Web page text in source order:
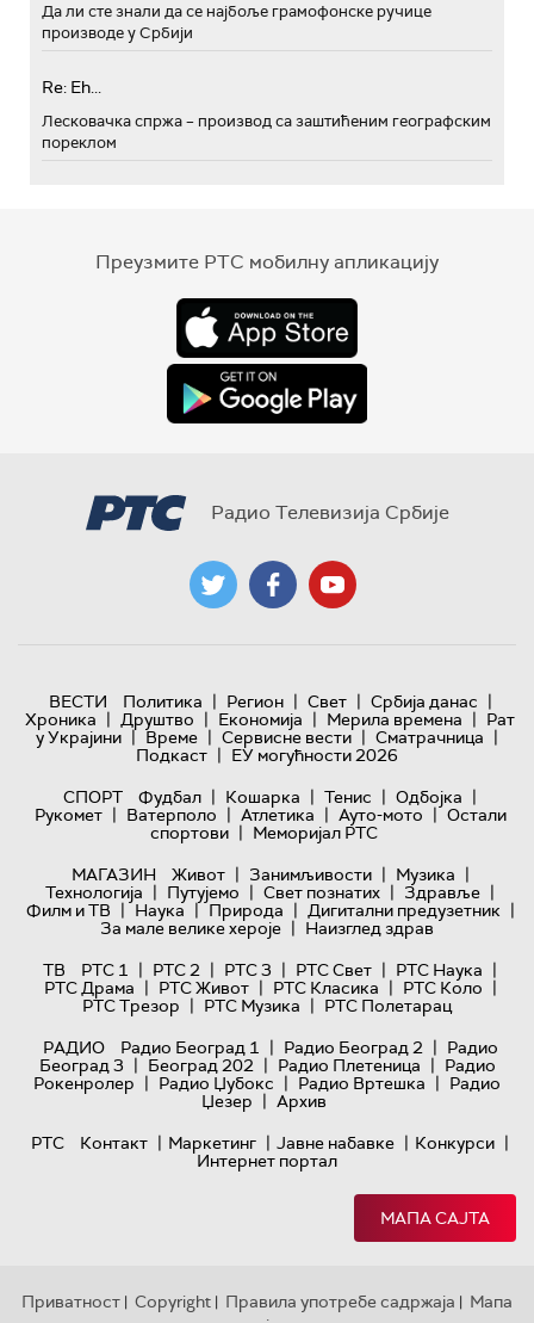
Да ли сте знали да се најбоље грамофонске ручице
производе у Србији
Re: Eh...
Лесковачка спржа – производ са заштићеним географским
пореклом
Преузмите РТС мобилну апликацију
Радио Телевизија Србије
ВЕСТИ Политика | Регион | Свет | Србија данас |
Хроника | Друштво | Економија | Мерила времена | Рат
у Украјини | Време | Сервисне вести | Сматрачница |
Подкаст | ЕУ могућности 2026
СПОРТ
Фудбал | Кошарка | Тенис | Одбојка |
Рукомет | Ватерполо | Атлетика | Ауто-мото | Остали
спортови | Меморијал РТС
МАГАЗИН
Живот | Занимљивости | Музика |
Технологијa | Путујемо | Свет познатих | Здравље |
Филм и ТВ | Наука | Природа | Дигитални предузетник |
За мале велике хероје | Наизглед здрав
ТВ
РТС 1 | РТС 2 | РТС 3 | РТС Свет | РТС Наука |
РТС Драма | РТС Живот | РТС Класика | РТС Коло |
РТС Трезор | РТС Музика | РТС Полетарац
РАДИО
Радио Београд 1 | Радио Београд 2 | Радио
Београд 3 | Београд 202 | Радио Плетеница | Радио
Рокенролер | Радио Џубокс | Радио Вртешка | Радио
Џезер | Архив
РТС
Контакт | Маркетинг | Јавне набавке | Конкурси |
Интернет портал
МАПА САЈТА
Приватност | Copyright | Правила употребе садржаја | Мапа